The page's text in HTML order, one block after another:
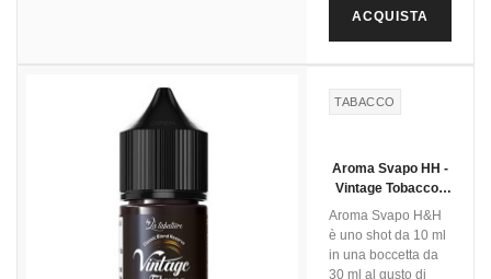
ACQUISTA
TABACCO
Aroma Svapo HH -
Vintage Tobacco -
Mini Shot 10ml
Aroma Svapo H&H
è uno shot da 10 ml
in una boccetta da
30 ml al gusto di